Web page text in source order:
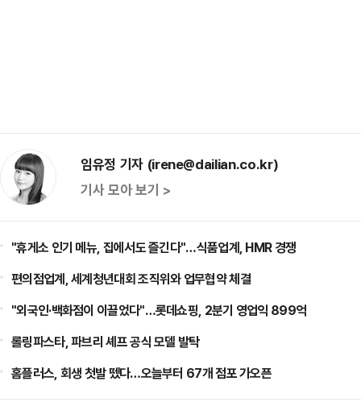
임유정 기자 (irene@dailian.co.kr)
기사 모아 보기 >
"휴게소 인기 메뉴, 집에서도 즐긴다"…식품업계, HMR 경쟁
편의점업계, 세계청년대회 조직위와 업무협약 체결
"외국인·백화점이 이끌었다"…롯데쇼핑, 2분기 영업익 899억
롤링파스타, 파브리 셰프 공식 모델 발탁
홈플러스, 회생 첫발 뗐다…오늘부터 67개 점포 가오픈